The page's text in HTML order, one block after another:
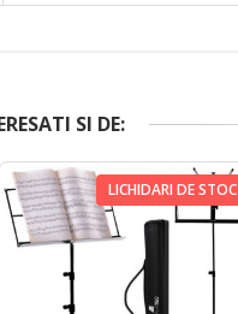
SI DE:
LICHIDARI DE STOC